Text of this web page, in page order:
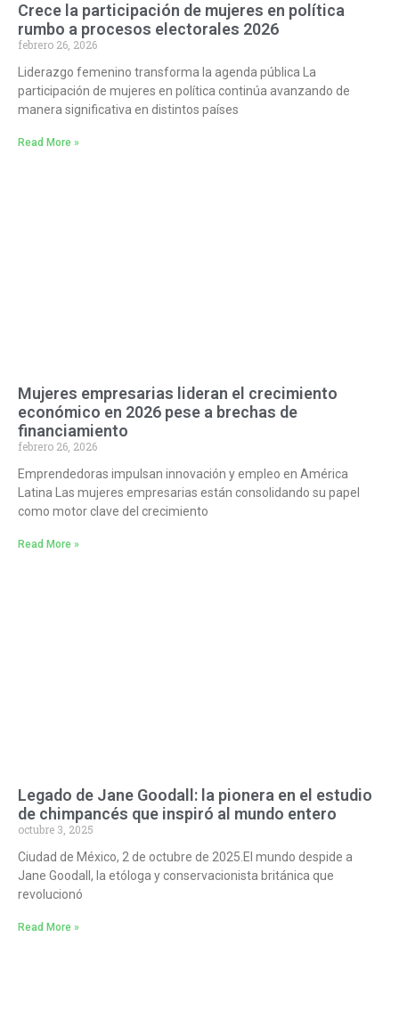
Crece la participación de mujeres en política
rumbo a procesos electorales 2026
febrero 26, 2026
Liderazgo femenino transforma la agenda pública La
participación de mujeres en política continúa avanzando de
manera significativa en distintos países
Read More »
Mujeres empresarias lideran el crecimiento
económico en 2026 pese a brechas de
financiamiento
febrero 26, 2026
Emprendedoras impulsan innovación y empleo en América
Latina Las mujeres empresarias están consolidando su papel
como motor clave del crecimiento
Read More »
Legado de Jane Goodall: la pionera en el estudio
de chimpancés que inspiró al mundo entero
octubre 3, 2025
Ciudad de México, 2 de octubre de 2025.El mundo despide a
Jane Goodall, la etóloga y conservacionista británica que
revolucionó
Read More »